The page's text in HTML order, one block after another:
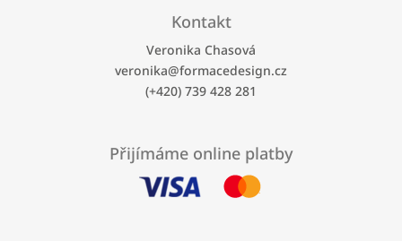
Kontakt
Veronika Chasová
veronika@formacedesign.cz
(+420) 739 428 281
Přijímáme online platby